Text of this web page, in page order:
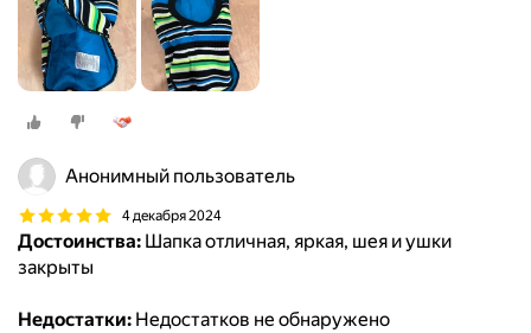
Анонимный пользователь
4 декабря 2024
Достоинства: Шапка отличная, яркая, шея и ушки
закрыты
Недостатки: Недостатков не обнаружено